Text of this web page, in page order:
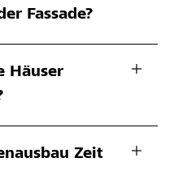
Fassade?
Häuser
Zeit